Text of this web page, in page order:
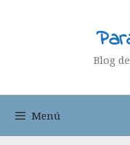
Blog
Menú